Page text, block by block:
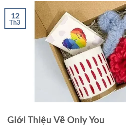
12
Th3
Giới Thiệu Về Only You